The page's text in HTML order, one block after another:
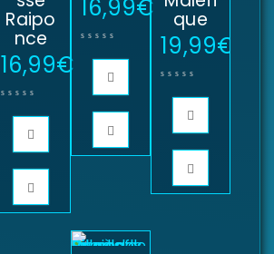
Raipo
nce
16,99€
16,99€ que
19,99€